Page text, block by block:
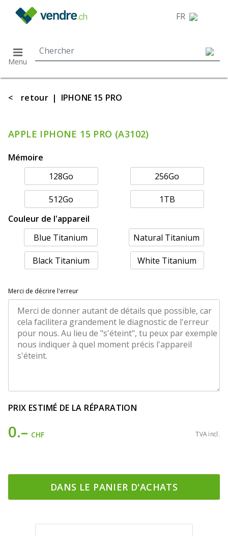
FR
Menu
< retour | IPHONE 15 PRO
APPLE IPHONE 15 PRO (A3102)
Mémoire
128Go
256Go
512Go
1TB
Couleur de l'appareil
Blue Titanium
Natural Titanium
Black Titanium White Titanium
Merci de décrire l'erreur
PRIX ESTIMÉ DE LA RÉPARATION
0.– CHF TVA incl.
DANS LE PANIER D'ACHATS